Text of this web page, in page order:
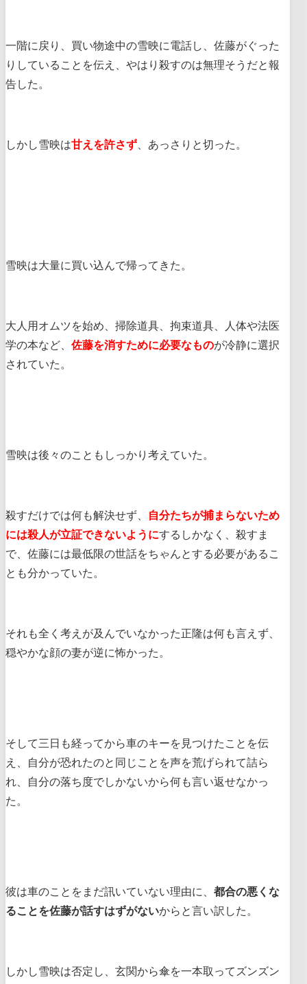
一階に戻り、買い物途中の雪映に電話し、佐藤がぐった
りしていることを伝え、やはり殺すのは無理そうだと報
告した。
しかし雪映は甘えを許さず 、あっさりと切った。
雪映は大量に買い込んで帰ってきた。
大人用オムツを始め、掃除道具、拘束道具、人体や法医
学の本など、 佐藤を消すために必要なものが冷静に選択
されていた。
雪映は後々のこともしっかり考えていた。
殺すだけでは何も解決せず、
自分たちが捕まらないため
には殺人が立証できないようにするしかなく、殺すま
で、佐藤には最低限の世話をちゃんとする必要があるこ
とも分かっていた。
それも全く考えが及んでいなかった正隆は何も言えず、
穏やかな顔の妻が逆に怖かった。
そして三日も経ってから車のキーを見つけたことを伝
え、自分が恐れたのと同じことを声を荒げられて詰ら
れ、自分の落ち度でしかないから何も言い返せなかっ
た。
彼は車のことをまだ訊いていない理由に、 都合の悪くな
ることを佐藤が話すはずがないからと言い訳した。
しかし雪映は否定し、玄関から傘を一本取ってズンズン